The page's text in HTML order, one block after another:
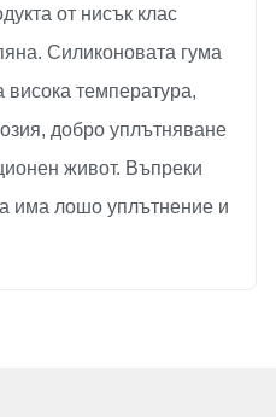
от нисък клас
Силиконовата гума
висока температура,
добро уплътняване
живот. Въпреки
има лошо уплътнение и